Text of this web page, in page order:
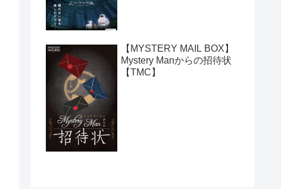
【MYSTERY MAIL BOX】
Mystery Manからの招待状
【TMC】